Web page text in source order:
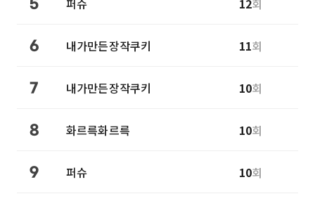
5
6 내가만든장작쿠키 11회
7 내가만든장작쿠키 10회
8 화르륵화르륵 10회
9 퍼슈 10회